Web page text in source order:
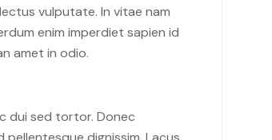
vulputate. In vitae nam
enim imperdiet sapien id
amet in odio.
dui sed tortor. Donec